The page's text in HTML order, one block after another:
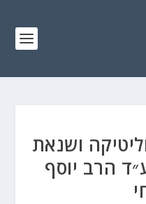
ושנאת
הרב יוסף